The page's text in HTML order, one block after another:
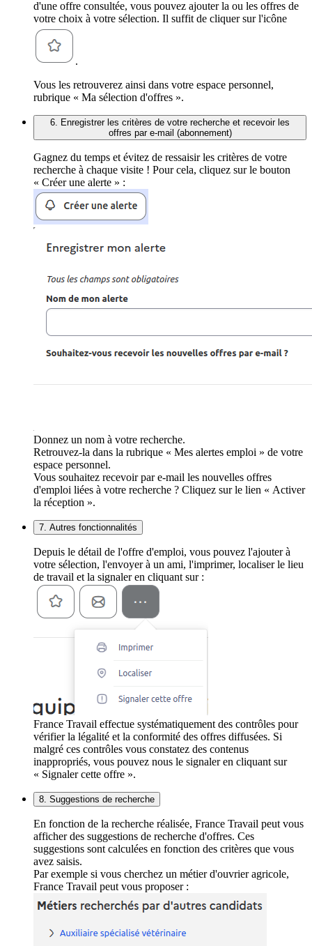
d'une offre consultée, vous pouvez ajouter la ou les offres de
votre choix à votre sélection. Il suffit de cliquer sur l'icône
.
Vous les retrouverez ainsi dans votre espace personnel,
rubrique « Ma sélection d'offres ».
6. Enregistrer les critères de votre recherche et recevoir les
offres par e-mail (abonnement)
Gagnez du temps et évitez de ressaisir les critères de votre
recherche à chaque visite ! Pour cela, cliquez sur le bouton
« Créer une alerte » :
Donnez un nom à votre recherche.
Retrouvez-la dans la rubrique « Mes alertes emploi » de votre
espace personnel.
Vous souhaitez recevoir par e-mail les nouvelles offres
d'emploi liées à votre recherche ? Cliquez sur le lien « Activer
la réception ».
7. Autres fonctionnalités
Depuis le détail de l'offre d'emploi, vous pouvez l'ajouter à
votre sélection, l'envoyer à un ami, l'imprimer, localiser le lieu
de travail et la signaler en cliquant sur :
France Travail effectue systématiquement des contrôles pour
vérifier la légalité et la conformité des offres diffusées. Si
malgré ces contrôles vous constatez des contenus
inappropriés, vous pouvez nous le signaler en cliquant sur
« Signaler cette offre ».
8. Suggestions de recherche
En fonction de la recherche réalisée, France Travail peut vous
afficher des suggestions de recherche d'offres. Ces
suggestions sont calculées en fonction des critères que vous
avez saisis.
Par exemple si vous cherchez un métier d'ouvrier agricole,
France Travail peut vous proposer :